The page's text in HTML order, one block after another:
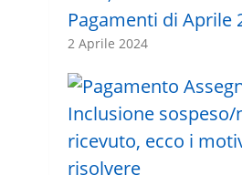
Pagamenti di Aprile
2 Aprile 2024